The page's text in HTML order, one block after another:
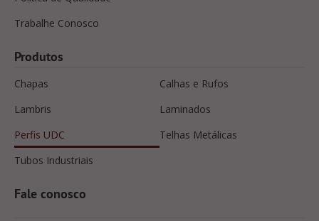
Trabalhe Conosco
Produtos
Chapas
Calhas e Rufos
Lambris
Laminados
Perfis UDC
Telhas Metálicas
Tubos Industriais
Fale conosco